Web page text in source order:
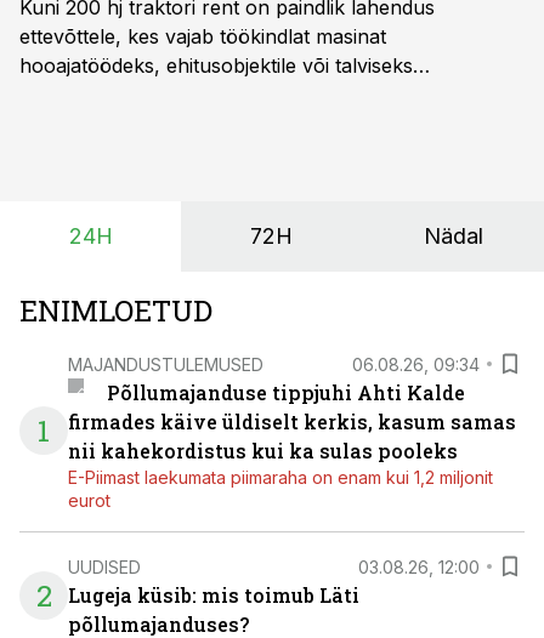
Kuni 200 hj traktori rent on paindlik lahendus
ettevõttele, kes vajab töökindlat masinat
hooajatöödeks, ehitusobjektile või talviseks
on suurim ning iga töötund on oluline.
24H 72H Nädal
ENIMLOETUD
1
MAJANDUSTULEMUSED 06.08.26, 09:34
Põllumajanduse tippjuhi Ahti Kalde
firmades käive üldiselt kerkis, kasum samas
nii kahekordistus kui ka sulas pooleks
E-Piimast laekumata piimaraha on enam kui 1,2 miljonit
eurot
2
UUDISED 03.08.26, 12:00
Lugeja küsib: mis toimub Läti
põllumajanduses?